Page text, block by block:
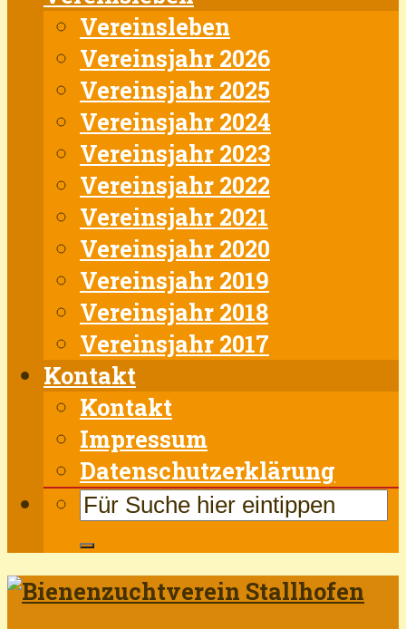
Vereinsleben
Vereinsjahr 2026
Vereinsjahr 2025
Vereinsjahr 2024
Vereinsjahr 2023
Vereinsjahr 2022
Vereinsjahr 2021
Vereinsjahr 2020
Vereinsjahr 2019
Vereinsjahr 2018
Vereinsjahr 2017
Kontakt
Kontakt
Impressum
Datenschutzerklärung